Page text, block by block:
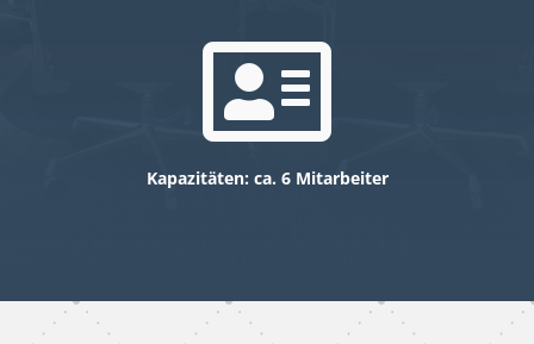

Kapazitäten: ca. 6 Mitarbeiter